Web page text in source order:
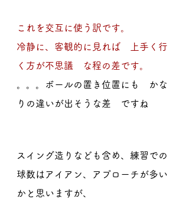
これを交互に使う訳です。
冷静に、客観的に見れば　上手く行
く方が不思議　な程の差です。
。。。ボールの置き位置にも　かな
りの違いが出そうな差　ですね
スイング造りなども含め、練習での
球数はアイアン、アプローチが多い
かと思いますが、